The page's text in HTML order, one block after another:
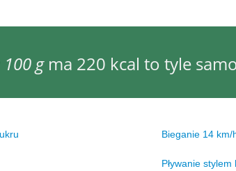
100 gma 220 kcal to tyle
Bieganie 14
Pływanie